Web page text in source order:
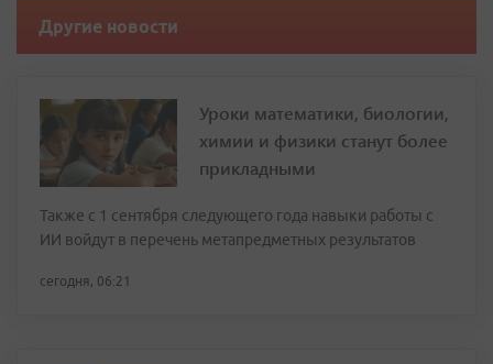
Другие новости
Уроки математики, биологии,
химии и физики станут более
прикладными
Также с 1 сентября следующего года навыки работы с
ИИ войдут в перечень метапредметных результатов
сегодня, 06:21